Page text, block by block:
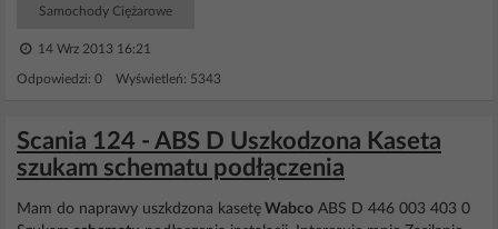
Samochody Ciężarowe
14 Wrz 2013 16:21
Odpowiedzi: 0 Wyświetleń: 5343
Scania 124 - ABS D Uszkodzona Kaseta
szukam schematu podłączenia
Mam do naprawy uszkdzona kasetę Wabco ABS D 446 003 403 0